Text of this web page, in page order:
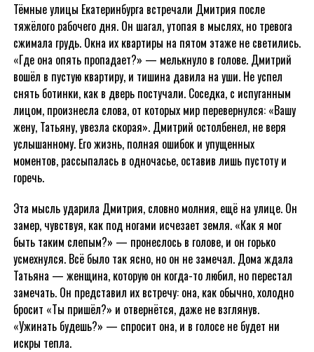
Тёмные улицы Екатеринбурга встречали Дмитрия после
тяжёлого рабочего дня. Он шагал, утопая в мыслях, но тревога
сжимала грудь. Окна их квартиры на пятом этаже не светились.
«Где она опять пропадает?» — мелькнуло в голове. Дмитрий
вошёл в пустую квартиру, и тишина давила на уши. Не успел
снять ботинки, как в дверь постучали. Соседка, с испуганным
лицом, произнесла слова, от которых мир перевернулся: «Вашу
жену, Татьяну, увезла скорая». Дмитрий остолбенел, не веря
услышанному. Его жизнь, полная ошибок и упущенных
моментов, рассыпалась в одночасье, оставив лишь пустоту и
горечь.
Эта мысль ударила Дмитрия, словно молния, ещё на улице. Он
замер, чувствуя, как под ногами исчезает земля. «Как я мог
быть таким слепым?» — пронеслось в голове, и он горько
усмехнулся. Всё было так ясно, но он не замечал. Дома ждала
Татьяна — женщина, которую он когда-то любил, но перестал
замечать. Он представил их встречу: она, как обычно, холодно
бросит «Ты пришёл?» и отвернётся, даже не взглянув.
«Ужинать будешь?» — спросит она, и в голосе не будет ни
искры тепла.